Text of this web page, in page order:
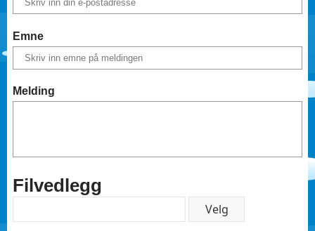
Emne
Melding
Filvedlegg